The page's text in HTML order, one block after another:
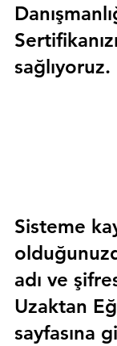
Sertifika
sağlıyoruz.
Sisteme
adı ve
Uzaktan
sayfasına